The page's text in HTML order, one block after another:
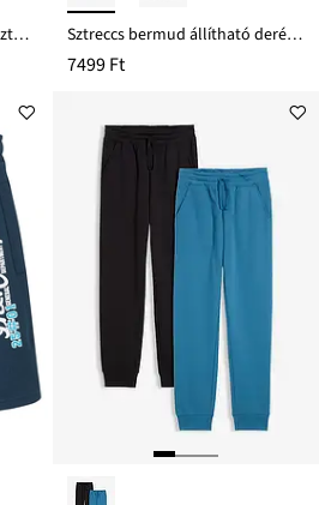
Belebújós cargo bermuda tiszta pamutból, Regular Fit Sztreccs bermud állítható derékpánttal, Regular Fit
7499 Ft